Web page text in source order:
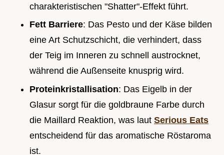
charakteristischen "Shatter"-Effekt führt.
Fett Barriere: Das Pesto und der Käse bilden
eine Art Schutzschicht, die verhindert, dass
der Teig im Inneren zu schnell austrocknet,
während die Außenseite knusprig wird.
Proteinkristallisation: Das Eigelb in der
Glasur sorgt für die goldbraune Farbe durch
die Maillard Reaktion, was laut Serious Eats
entscheidend für das aromatische Röstaroma
ist.